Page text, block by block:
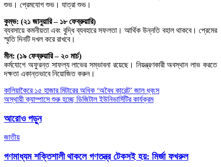
শুভ। প্রেমযোগ শুভ। যাত্রা শুভ।
কুম্ভ: (২১ জানুয়ারি – ১৮ ফেব্রুয়ারি)
ব্যবসায়ে কমনীয়তা এবং বুদ্ধি ব্যবহারে সফলতা। আর্থিক উন্নতি বহাল থাকবে। প্রেমের
স্মৃতি দিনটি দখল করে রাখবে।
মীন: (১৯ ফেব্রুয়ারি – ২০ মার্চ)
কর্মযোগে অফুরন্ত সাফল্য লাভের সম্ভাবনা রয়েছে। নিয়ন্ত্রণকারী অবস্থান লাভ করতে
দক্ষতা একান্তভাবে নিয়োজিত করুন।
Post
navigation
কালিয়াকৈরে ১৫ হাজার মিটারের অধিক ‘অবৈধ কারেন্ট’ জাল ধ্বংস
অস্থায়ী ক্যাম্পাসে শুরু হচ্ছে ডিজিটাল ইউনিভার্সিটির কার্যক্রম
আরোও পড়ুন
জাতীয়
গণমাধ্যম শক্তিশালী থাকলে গণতন্ত্র টেকসই হয়: মির্জা ফখরুল